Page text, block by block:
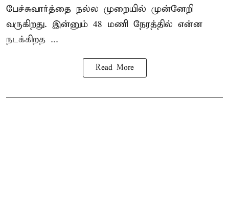
பேச்சுவார்த்தை நல்ல முறையில் முன்னேறி
வருகிறது. இன்னும் 48 மணி நேரத்தில் என்ன
நடக்கிறத ...
Read More